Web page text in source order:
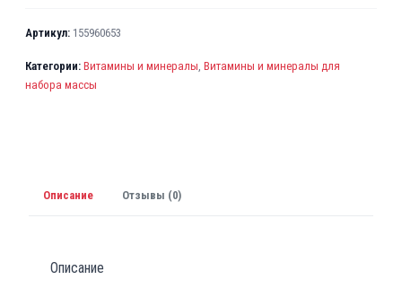
Артикул: 155960653
Категории: Витамины и минералы, Витамины и минералы для
набора массы
Описание Отзывы (0)
Описание